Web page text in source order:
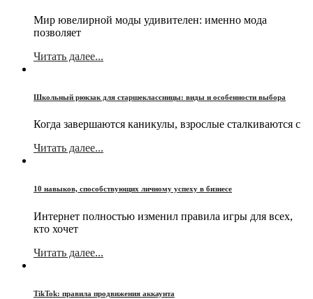
Мир ювелирной моды удивителен: именно мода
позволяет
Читать далее...
Школьный рюкзак для старшеклассницы: виды и особенности выбора
Когда завершаются каникулы, взрослые сталкиваются с
Читать далее...
10 навыков, способствующих личному успеху в бизнесе
Интернет полностью изменил правила игры для всех,
кто хочет
Читать далее...
TikTok: правила продвижения аккаунта